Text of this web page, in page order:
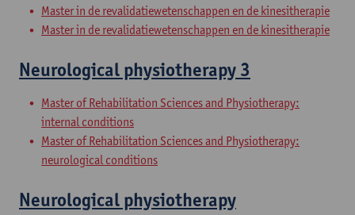
Master in de revalidatiewetenschappen en de kinesitherapie
Master in de revalidatiewetenschappen en de kinesitherapie
Neurological physiotherapy 3
Master of Rehabilitation Sciences and Physiotherapy:
internal conditions
Master of Rehabilitation Sciences and Physiotherapy:
neurological conditions
Neurological physiotherapy